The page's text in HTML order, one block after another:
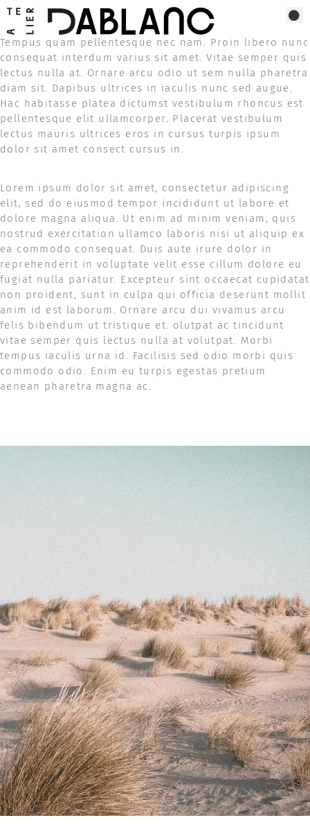
Tempus quam pellentesque nec nam. Proin libero nunc
consequat interdum varius sit amet. Vitae semper quis
lectus nulla at. Ornare arcu odio ut sem nulla pharetra
diam sit. Dapibus ultrices in iaculis nunc sed augue.
Hac habitasse platea dictumst vestibulum rhoncus est
pellentesque elit ullamcorper. Placerat vestibulum
lectus mauris ultrices eros in cursus turpis ipsum
dolor sit amet consect cursus in.
Lorem ipsum dolor sit amet, consectetur adipiscing
elit, sed do eiusmod tempor incididunt ut labore et
dolore magna aliqua. Ut enim ad minim veniam, quis
nostrud exercitation ullamco laboris nisi ut aliquip ex
ea commodo consequat. Duis aute irure dolor in
reprehenderit in voluptate velit esse cillum dolore eu
fugiat nulla pariatur. Excepteur sint occaecat cupidatat
non proident, sunt in culpa qui officia deserunt mollit
anim id est laborum. Ornare arcu dui vivamus arcu
felis bibendum ut tristique et. olutpat ac tincidunt
vitae semper quis lectus nulla at volutpat. Morbi
tempus iaculis urna id. Facilisis sed odio morbi quis
commodo odio. Enim eu turpis egestas pretium
aenean pharetra magna ac.